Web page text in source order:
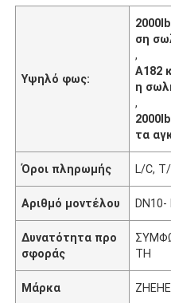
Υψηλό φως:
ση
,
A182
η
,
τα
Όροι πληρωμής L/C,
Αριθμό μοντέλου DN10-
Δυνατότητα προ
σφοράς
ΤΗ
Μάρκα